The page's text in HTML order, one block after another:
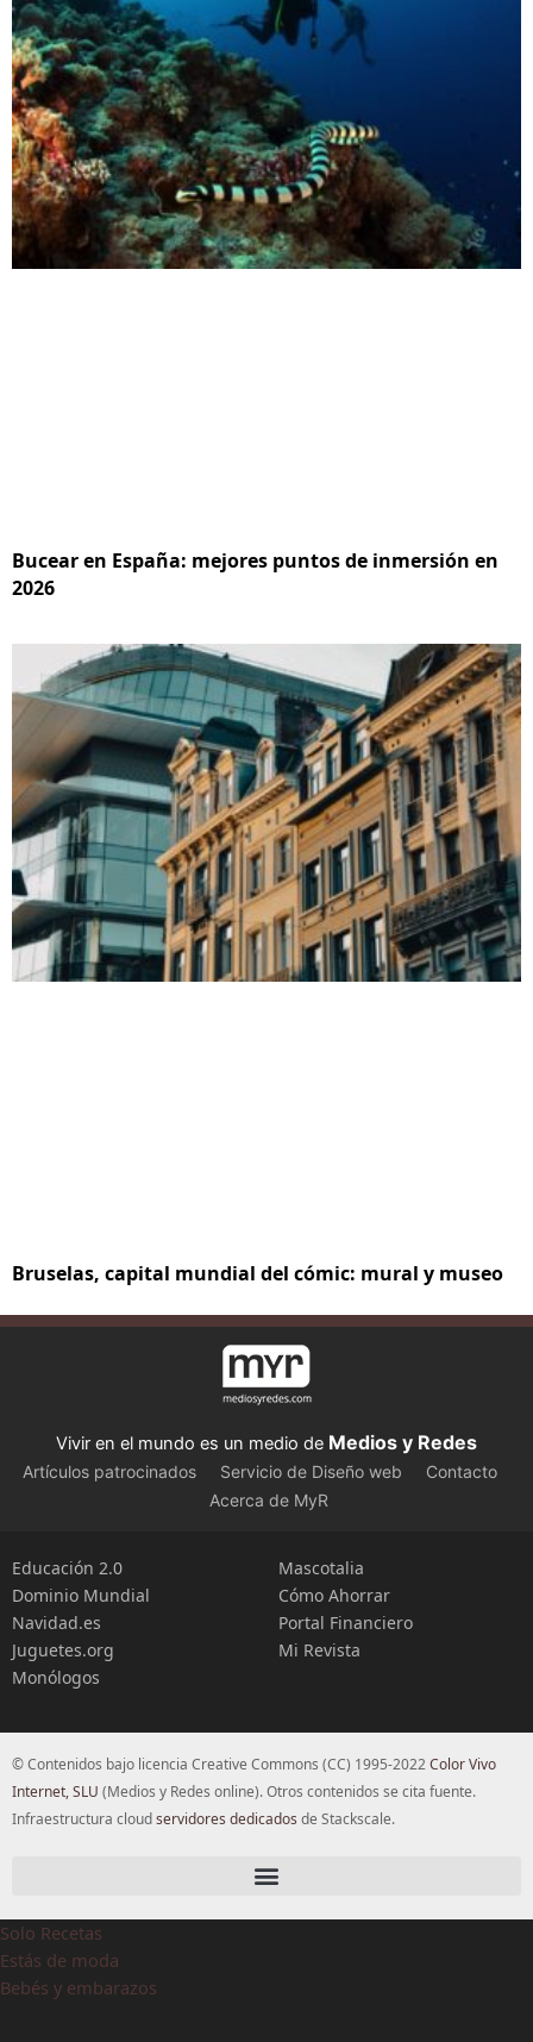
Bucear en España: mejores puntos de inmersión en
2026
Bruselas, capital mundial del cómic: mural y museo
Vivir en el mundo es un medio de Medios y Redes
Artículos patrocinados Servicio de Diseño web
Contacto
Acerca de MyR
Educación 2.0
Dominio Mundial
Navidad.es
Juguetes.org
Monólogos
Mascotalia
Cómo Ahorrar
Portal Financiero
Mi Revista
© Contenidos bajo licencia Creative Commons (CC) 1995-2022Color Vivo
Internet, SLU (Medios y Redes online). Otros contenidos se cita fuente.
Infraestructura cloudservidores dedicados de Stackscale.
Solo Recetas
Estás de moda
Bebés y embarazos